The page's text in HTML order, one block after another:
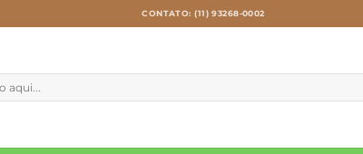
CONTATO: (11) 93268-0002